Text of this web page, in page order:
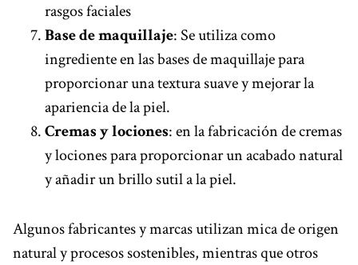
rasgos faciales
Base de maquillaje: Se utiliza como
ingrediente en las bases de maquillaje para
proporcionar una textura suave y mejorar la
apariencia de la piel.
Cremas y lociones: en la fabricación de cremas
y lociones para proporcionar un acabado natural
y añadir un brillo sutil a la piel.
Algunos fabricantes y marcas utilizan mica de origen
natural y procesos sostenibles, mientras que otros